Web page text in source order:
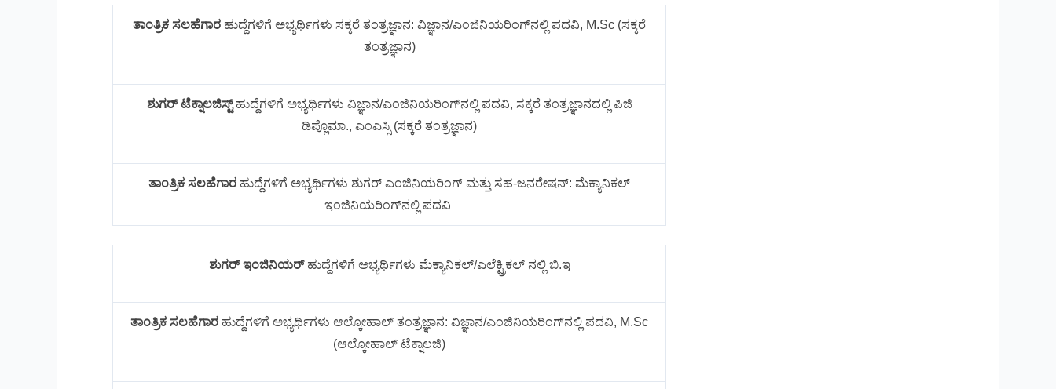
ತಾಂತ್ರಿಕ ಸಲಹೆಗಾರ ಹುದ್ದೆಗಳಿಗೆ ಅಭ್ಯರ್ಥಿಗಳು ಸಕ್ಕರೆ ತಂತ್ರಜ್ಞಾನ: ವಿಜ್ಞಾನ/ಎಂಜಿನಿಯರಿಂಗ್‌ನಲ್ಲಿ ಪದವಿ, M.Sc (ಸಕ್ಕರೆ
ತಂತ್ರಜ್ಞಾನ)
ಶುಗರ್ ಟೆಕ್ನಾಲಜಿಸ್ಟ್ಹುದ್ದೆಗಳಿಗೆ ಅಭ್ಯರ್ಥಿಗಳು ವಿಜ್ಞಾನ/ಎಂಜಿನಿಯರಿಂಗ್‌ನಲ್ಲಿ ಪದವಿ, ಸಕ್ಕರೆ ತಂತ್ರಜ್ಞಾನದಲ್ಲಿ ಪಿಜಿ
ಡಿಪ್ಲೊಮಾ., ಎಂಎಸ್ಸಿ (ಸಕ್ಕರೆ ತಂತ್ರಜ್ಞಾನ)
ತಾಂತ್ರಿಕ ಸಲಹೆಗಾರ ಹುದ್ದೆಗಳಿಗೆ ಅಭ್ಯರ್ಥಿಗಳು ಶುಗರ್ ಎಂಜಿನಿಯರಿಂಗ್ ಮತ್ತು ಸಹ-ಜನರೇಷನ್: ಮೆಕ್ಯಾನಿಕಲ್
ಇಂಜಿನಿಯರಿಂಗ್‌ನಲ್ಲಿ ಪದವಿ
ಶುಗರ್ ಇಂಜಿನಿಯರ್ಹುದ್ದೆಗಳಿಗೆ ಅಭ್ಯರ್ಥಿಗಳು ಮೆಕ್ಯಾನಿಕಲ್/ಎಲೆಕ್ಟ್ರಿಕಲ್ ನಲ್ಲಿ ಬಿ.ಇ
ತಾಂತ್ರಿಕ ಸಲಹೆಗಾರ ಹುದ್ದೆಗಳಿಗೆ ಅಭ್ಯರ್ಥಿಗಳು ಆಲ್ಕೋಹಾಲ್ ತಂತ್ರಜ್ಞಾನ: ವಿಜ್ಞಾನ/ಎಂಜಿನಿಯರಿಂಗ್‌ನಲ್ಲಿ ಪದವಿ, M.Sc
(ಆಲ್ಕೋಹಾಲ್ ಟೆಕ್ನಾಲಜಿ)